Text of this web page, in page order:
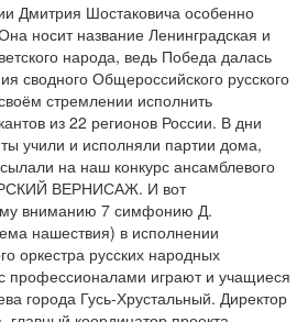
Дмитрия Шостаковича особенно
носит название Ленинградская и
народа, ведь Победа далась
сводного Общероссийского русского
стремлении исполнить
из 22 регионов России. В дни
учили и исполняли партии дома,
на наш конкурс ансамблевого
ВЕРНИСАЖ. И вот
вниманию 7 симфонию Д.
нашествия) в исполнении
оркестра русских народных
профессионалами играют и учащиеся
города Гусь-Хрустальный. Директор